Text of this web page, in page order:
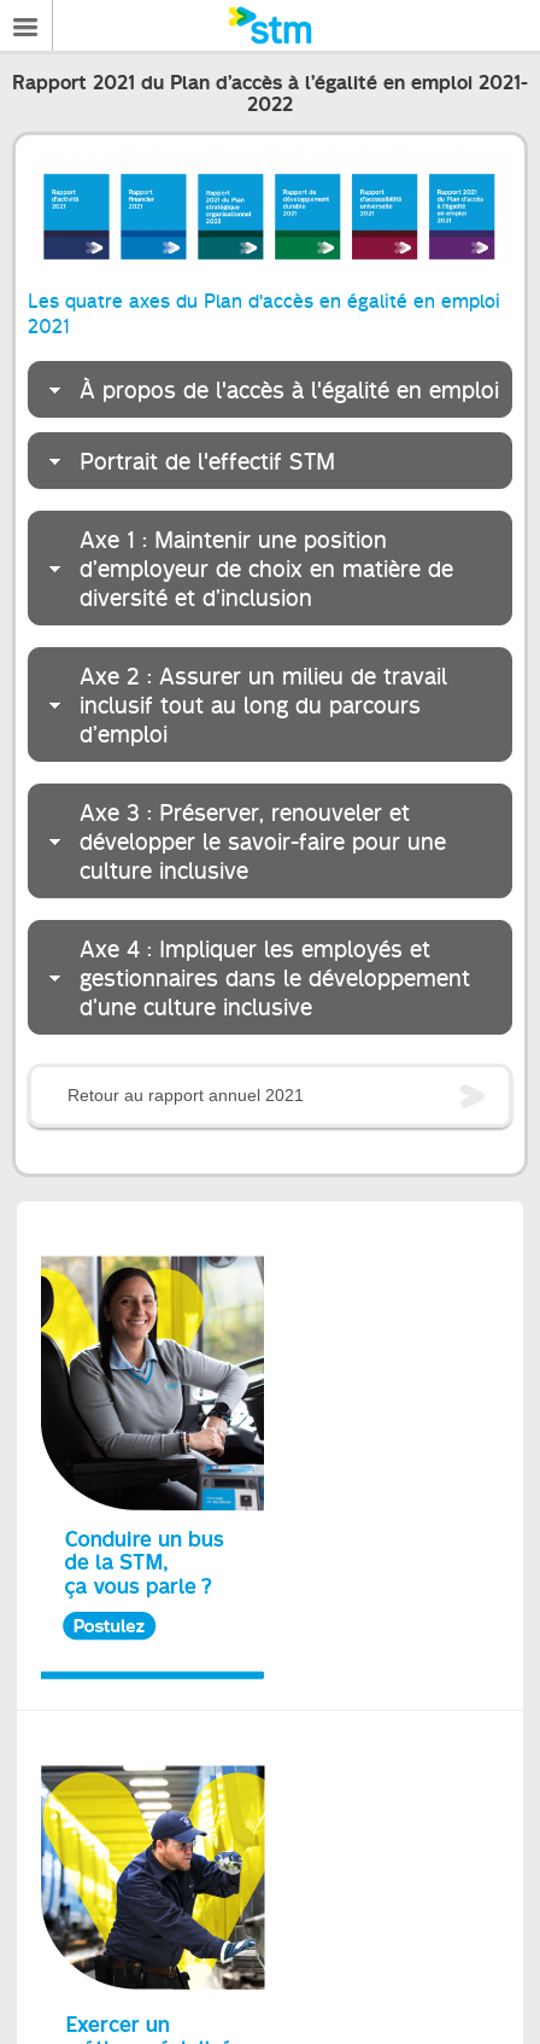
Rapport 2021 du Plan d’accès à l’égalité en emploi 2021-
2022
Les quatre axes du Plan d'accès en égalité en emploi
2021
À propos de l'accès à l'égalité en emploi
Portrait de l'effectif STM
Axe 1 : Maintenir une position
d’employeur de choix en matière de
diversité et d’inclusion
Axe 2 : Assurer un milieu de travail
inclusif tout au long du parcours
d’emploi
Axe 3 : Préserver, renouveler et
développer le savoir-faire pour une
culture inclusive
Axe 4 : Impliquer les employés et
gestionnaires dans le développement
d’une culture inclusive
Retour au rapport annuel 2021